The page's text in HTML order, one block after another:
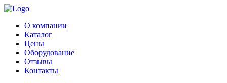
О компании
Каталог
Цены
Оборудование
Отзывы
Контакты